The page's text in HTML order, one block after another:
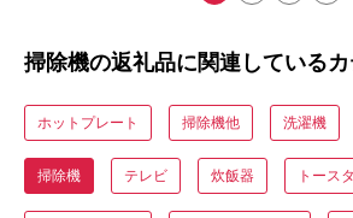
掃除機の返礼品に関連しているカ
ホットプレート 掃除機他 洗濯機
掃除機 テレビ 炊飯器 トース